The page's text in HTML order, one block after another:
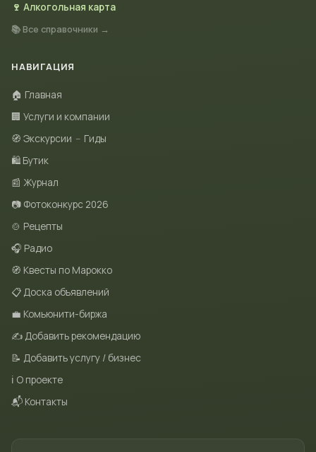
🍷 Алкогольная карта
📚 Все справочники →
НАВИГАЦИЯ
🏠 Главная
🏢 Услуги и компании
🧭 Экскурсии – Гиды
🛍 Бутик
📰 Журнал
📷 Фотоконкурс 2026
🍲 Рецепты
🎧 Радио
🧭 Квесты по Марокко
📋 Доска объявлений
💼 Комьюнити-биржа
✍️ Добавить рекомендацию
📝 Добавить услугу / бизнес
ℹ️ О проекте
📬 Контакты